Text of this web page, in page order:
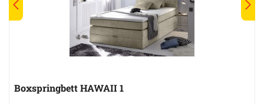
Boxspringbett HAWAII 1